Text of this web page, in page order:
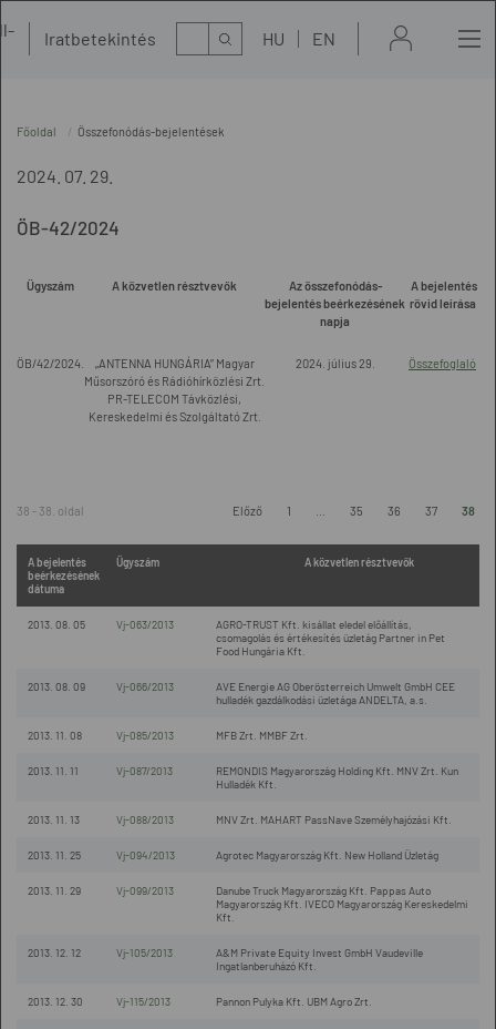
Iratbetekintés Kereső HU EN
Főoldal Összefonódás-bejelentések
2024. 07. 29.
ÖB-42/2024
Ügyszám A közvetlen résztvevők
Az összefonódás-
bejelentés beérkezésének
napja
A bejelentés
rövid leírása
ÖB/42/2024.
„ANTENNA HUNGÁRIA” Magyar
Műsorszóró és Rádióhírközlési Zrt.
PR-TELECOM Távközlési,
Kereskedelmi és Szolgáltató Zrt.
2024. július 29. Összefoglaló
38 - 38. oldal Előző 1 35 36 37 38
A bejelentés
beérkezésének
dátuma
Ügyszám A közvetlen résztvevők
2013. 08. 05 Vj-063/2013
AGRO-TRUST Kft. kisállat eledel előállítás,
csomagolás és értékesítés üzletág Partner in Pet
Food Hungária Kft.
2013. 08. 09 Vj-066/2013
AVE Energie AG Oberösterreich Umwelt GmbH CEE
hulladék gazdálkodási üzletága ANDELTA, a.s.
2013. 11. 08 Vj-085/2013 MFB Zrt. MMBF Zrt.
2013. 11. 11 Vj-087/2013
REMONDIS Magyarország Holding Kft. MNV Zrt. Kun
Hulladék Kft.
2013. 11. 13 Vj-088/2013 MNV Zrt. MAHART PassNave Személyhajózási Kft.
2013. 11. 25 Vj-094/2013 Agrotec Magyarország Kft. New Holland Üzletág
2013. 11. 29 Vj-099/2013
Danube Truck Magyarország Kft. Pappas Auto
Magyarország Kft. IVECO Magyarország Kereskedelmi
Kft.
2013. 12. 12 Vj-105/2013
A&M Private Equity Invest GmbH Vaudeville
Ingatlanberuházó Kft.
2013. 12. 30 Vj-115/2013 Pannon Pulyka Kft. UBM Agro Zrt.